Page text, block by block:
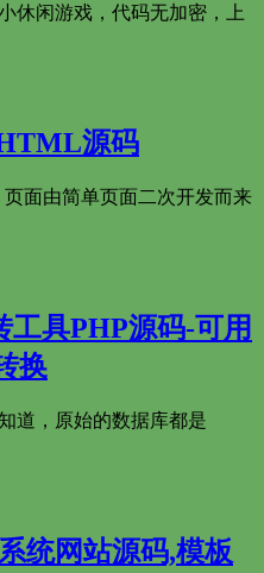
休闲游戏，代码无加密，上
源码
面由简单页面二次开发而来
具PHP源码-可用
换
道，原始的数据库都是
统网站源码,模板